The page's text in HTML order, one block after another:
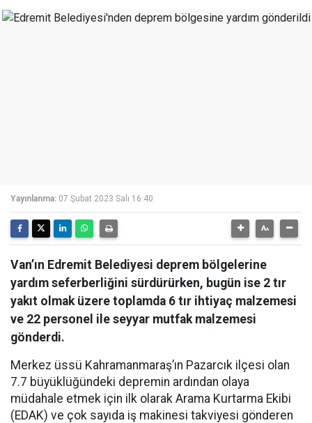
Yayınlanma: 07 Şubat 2023 Salı 16:40
Van’ın Edremit Belediyesi deprem bölgelerine
yardım seferberliğini sürdürürken, bugün ise 2 tır
yakıt olmak üzere toplamda 6 tır ihtiyaç malzemesi
ve 22 personel ile seyyar mutfak malzemesi
gönderdi.
Merkez üssü Kahramanmaraş’ın Pazarcık ilçesi olan
7.7 büyüklüğündeki depremin ardından olaya
müdahale etmek için ilk olarak Arama Kurtarma Ekibi
(EDAK) ve çok sayıda iş makinesi takviyesi gönderen